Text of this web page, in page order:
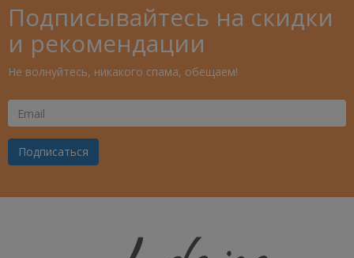
Подписывайтесь на скидки
и рекомендации
Не волнуйтесь, никакого спама, обещаем!
Ваш
Email
Подписаться